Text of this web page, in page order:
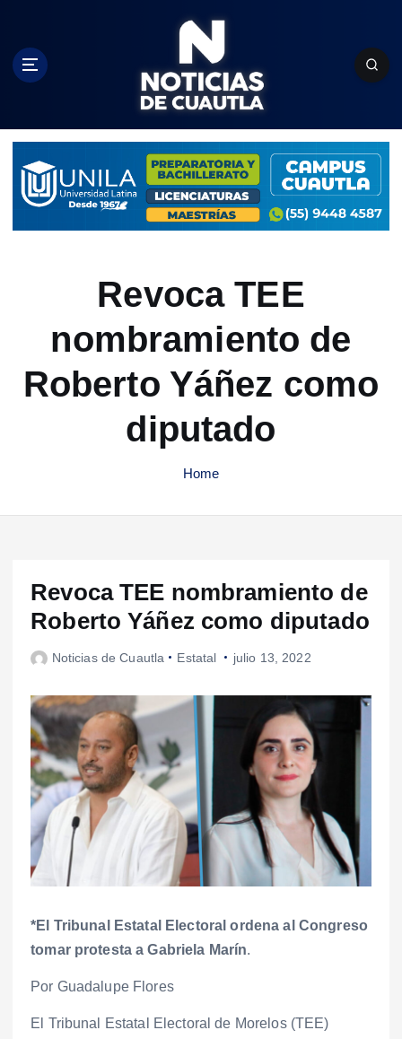
c
Revoca TEE
nombramiento de
Roberto Yáñez como
diputado
Home
Revoca TEE nombramiento de
Roberto Yáñez como diputado
Noticias de Cuautla Estatal julio 13, 2022
*El Tribunal Estatal Electoral ordena al Congreso
tomar protesta a Gabriela Marín.
Por Guadalupe Flores
El Tribunal Estatal Electoral de Morelos (TEE)